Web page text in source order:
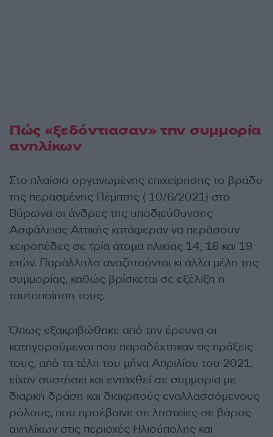
Πώς «ξεδόντιασαν» την συμμορία
ανηλίκων
Στο πλαίσιο οργανωμένης επιχείρησης το βράδυ
της περασμένης Πέμπτης ( 10/6/2021) στο
Βύρωνα οι άνδρες της υποδιεύθυνσης
Ασφάλειας Αττικής κατάφεραν να περάσουν
χειροπέδες σε τρία άτομα ηλικίας 14, 16 και 19
ετών. Παράλληλα αναζητούνται κι άλλα μέλη της
συμμορίας, καθώς βρίσκεται σε εξέλιξη η
ταυτοποίηση τους.
Όπως εξακριβώθηκε από την έρευνα οι
κατηγορούμενοι που παραδέχτηκαν τις πράξεις
τους, από τα τέλη του μήνα Απριλίου του 2021,
είχαν συστήσει και ενταχθεί σε συμμορία με
διαρκή δράση και διακριτούς εναλλασσόμενους
ρόλους, που προέβαινε σε ληστείες σε βάρος
ανηλίκων στις περιοχές Ηλιούπολης και